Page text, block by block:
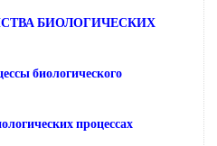
БИОЛОГИЧЕСКИХ
биологического
процессах